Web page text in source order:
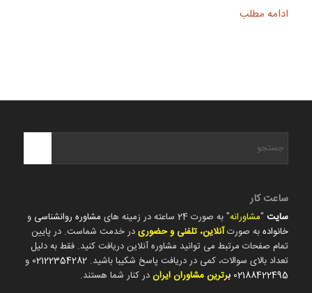
ادامه مطلب
ساعت کار
سایت"مشاورانه" به صورت 24 ساعته در زمینه های مشاوره روانشناسی و
خانوادهبه صورتآنلاین، تلفنی و حضوریدر خدمت شماست. در پایین
تمام صفحات مرتبط می توانید مشاوره آنلاین دریافت کنید. فقط به دلیل
تعداد بالای سوالات، کمی در دریافت پاسخ شکیبا باشید. 02122354282 و
02188422495 برترین مشاوران ایراندر کنار شما هستند.